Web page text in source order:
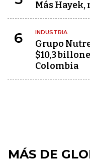
Más
6 INDUSTRIA
Grupo
$10,3
Colombia
MÁS DE